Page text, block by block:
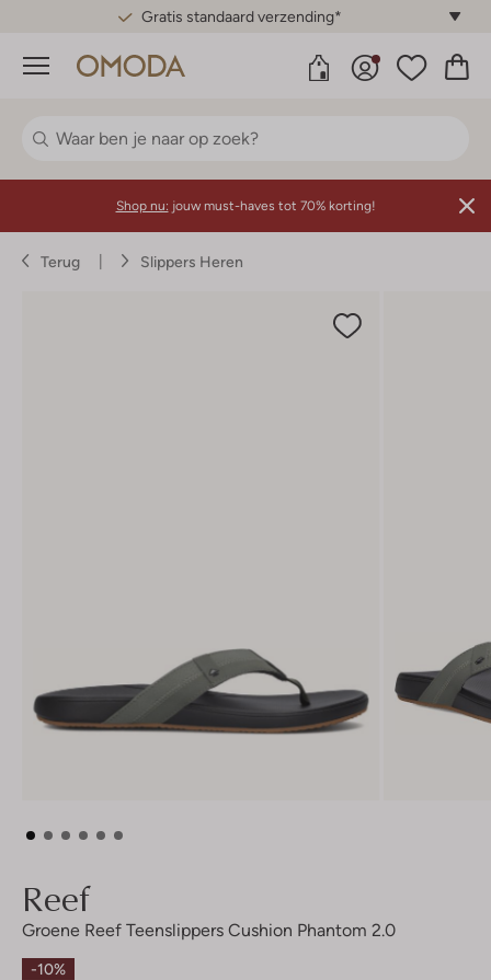
Gratis standaard verzending*
Menu
Shop nu: jouw must-haves tot 70% korting!
Terug Slippers Heren
Reef
Groene Reef Teenslippers Cushion Phantom 2.0
-10%